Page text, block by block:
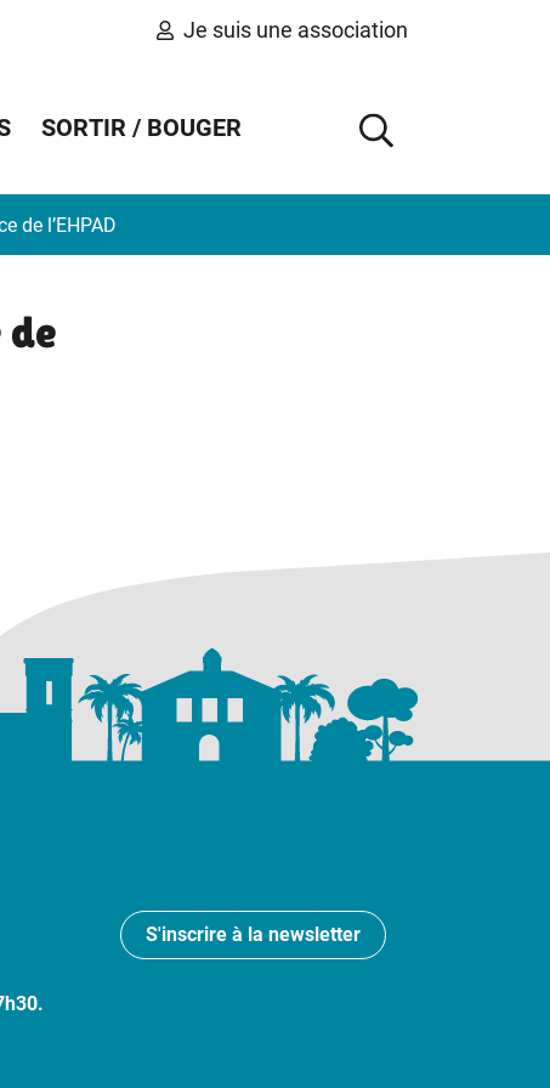
Je suis une association
SORTIR / BOUGER
AFFICHER
de l’EHPAD
S'inscrire à la newsletter